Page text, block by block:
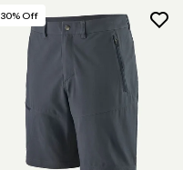
30% Off